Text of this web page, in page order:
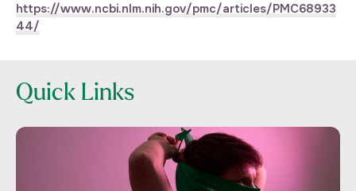
https://www.ncbi.nlm.nih.gov/pmc/articles/PMC68933
44/
Quick Links